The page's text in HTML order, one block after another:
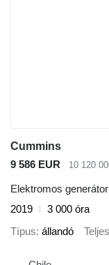
Cummins
9 586 EUR
10 120
Elektromos
2019
3 000 óra
Típus állandó